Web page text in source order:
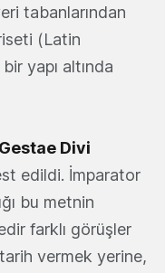
tabanlarından
(Latin
yapı altında
Divi
edildi. İmparator
bu metnin
farklı görüşler
vermek yerine,